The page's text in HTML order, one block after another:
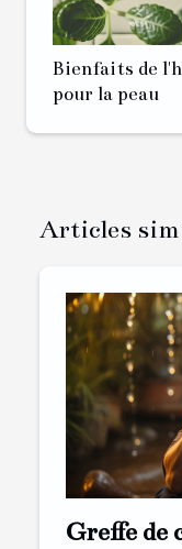
Bienfaits de
pour la peau
Articles
Greffe de